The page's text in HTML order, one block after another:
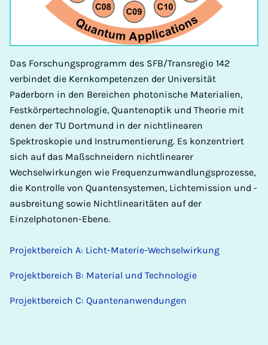
Das Forschungsprogramm des SFB/Transregio 142
verbindet die Kernkompetenzen der Universität
Paderborn in den Bereichen photonische Materialien,
Festkörpertechnologie, Quantenoptik und Theorie mit
denen der TU Dortmund in der nichtlinearen
Spektroskopie und Instrumentierung. Es konzentriert
sich auf das Maßschneidern nichtlinearer
Wechselwirkungen wie Frequenzumwandlungsprozesse,
die Kontrolle von Quantensystemen, Lichtemission und -
ausbreitung sowie Nichtlinearitäten auf der
Einzelphotonen-Ebene.
Projektbereich A: Licht-Materie-Wechselwirkung
Projektbereich B: Material und Technologie
Projektbereich C: Quantenanwendungen